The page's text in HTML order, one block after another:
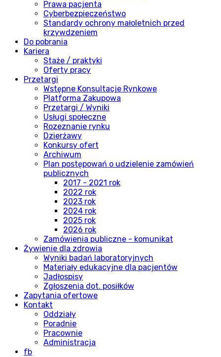
Prawa pacjenta
Cyberbezpieczeństwo
Standardy ochrony małoletnich przed
krzywdzeniem
Do pobrania
Kariera
Staże / praktyki
Oferty pracy
Przetargi
Wstępne Konsultacje Rynkowe
Platforma Zakupowa
Przetargi / Wyniki
Usługi społeczne
Rozeznanie rynku
Dzierżawy
Konkursy ofert
Archiwum
Plan postępowań o udzielenie zamówień
publicznych
2017 - 2021 rok
2022 rok
2023 rok
2024 rok
2025 rok
2026 rok
Zamówienia publiczne - komunikat
Żywienie dla zdrowia
Wyniki badań laboratoryjnych
Materiały edukacyjne dla pacjentów
Jadłospisy
Zgłoszenia dot. posiłków
Zapytania ofertowe
Kontakt
Oddziały
Poradnie
Pracownie
Administracja
fb